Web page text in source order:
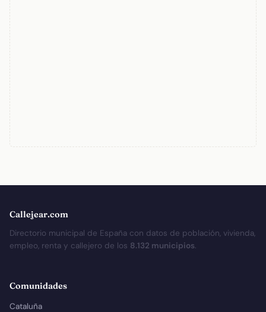
Callejear.com
Directorio municipal de España con datos de población, vivienda,
empleo, renta y callejero de los 8.132 municipios.
Comunidades
Cataluña